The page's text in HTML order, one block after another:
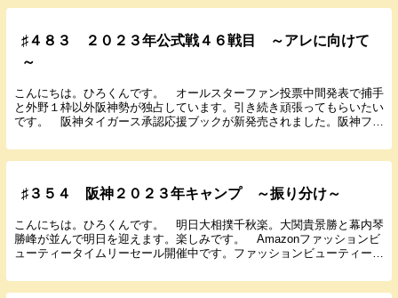
♯４８３ ２０２３年公式戦４６戦目 ～アレに向けて
～
こんにちは。ひろくんです。 オールスターファン投票中間発表で捕手
と外野１枠以外阪神勢が独占しています。引き続き頑張ってもらいたい
です。 阪神タイガース承認応援ブックが新発売されました。阪神ファ
♯３５４ 阪神２０２３年キャンプ ～振り分け～
こんにちは。ひろくんです。 明日大相撲千秋楽。大関貴景勝と幕内琴
勝峰が並んで明日を迎えます。楽しみです。 Amazonファッションビ
ューティータイムリーセール開催中です。ファッションビューティー好